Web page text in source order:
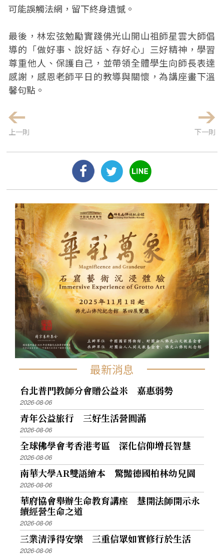
可能誤觸法網，留下終身遺憾。
最後，林宏弦勉勵實踐佛光山開山祖師星雲大師倡
導的「做好事、說好話、存好心」三好精神，學習
尊重他人、保護自己，並帶領全體學生向師長表達
感謝，感恩老師平日的教導與關懷，為講座畫下溫
馨句點。
上一則 下一則
最新消息
台北普門教師分會贈公益米 嘉惠弱勢
2026-08-06
青年公益旅行 三好生活營圓滿
2026-08-06
全球佛學會考香港考區 深化信仰增長智慧
2026-08-06
南華大學AR雙語繪本 驚豔德國柏林幼兒園
2026-08-06
華府協會舉辦生命教育講座 慧開法師開示永
續經營生命之道
2026-08-06
三業清淨得安樂 三重信眾如實修行於生活
2026-08-06